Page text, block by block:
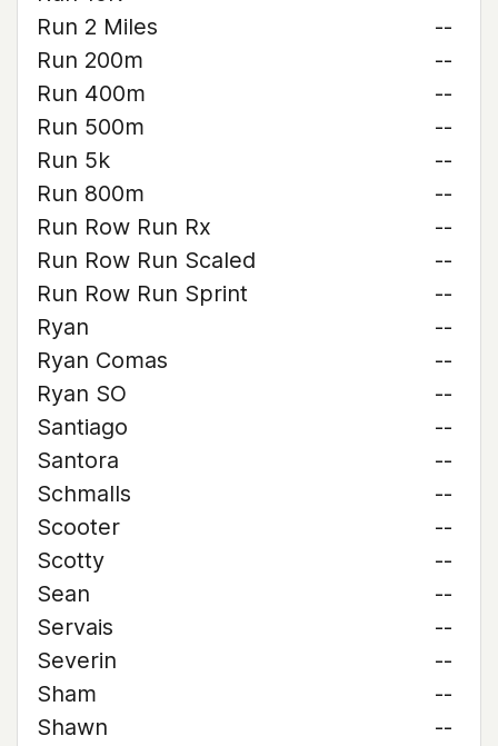
Run 2 Miles
--
Run 200m
--
Run 400m
--
Run 500m
--
Run 5k
--
Run 800m
--
Run Row Run Rx
--
Run Row Run Scaled
--
Run Row Run Sprint
--
Ryan
--
Ryan Comas
--
Ryan SO
--
Santiago
--
Santora
--
Schmalls
--
Scooter
--
Scotty
--
Sean
--
Servais
--
Severin
--
Sham
--
Shawn
--